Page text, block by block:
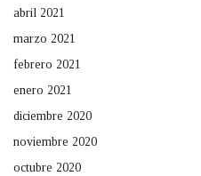
abril 2021
marzo 2021
febrero 2021
enero 2021
diciembre 2020
noviembre 2020
octubre 2020